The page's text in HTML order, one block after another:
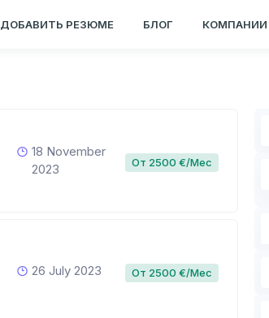
ДОБАВИТЬ РЕЗЮМЕ БЛОГ КОМПАНИИ
18 November
2023
От 2500 €/Мес
26 July 2023 От 2500 €/Мес